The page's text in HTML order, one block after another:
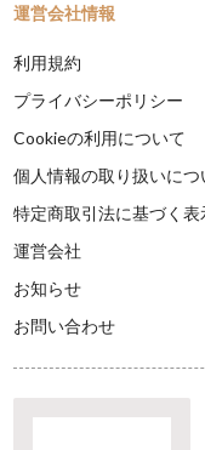
運営会社情報
利用規約
プライバシーポリシー
Cookieの利用について
個人情報の取り扱いにつ
特定商取引法に基づく表
運営会社
お知らせ
お問い合わせ